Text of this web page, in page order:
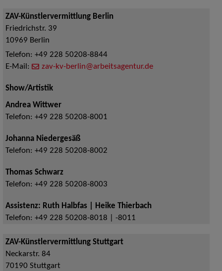
ZAV-Künstlervermittlung Berlin
Friedrichstr. 39
10969 Berlin
Telefon: +49 228 50208-8844
E-Mail:
zav-kv-berlin@arbeitsagentur.de
Show/Artistik
Andrea Wittwer
Telefon: +49 228 50208-8001
Johanna Niedergesäß
Telefon: +49 228 50208-8002
Thomas Schwarz
Telefon: +49 228 50208-8003
Assistenz: Ruth Halbfas | Heike Thierbach
Telefon: +49 228 50208-8018 | -8011
ZAV-Künstlervermittlung Stuttgart
Neckarstr. 84
70190 Stuttgart